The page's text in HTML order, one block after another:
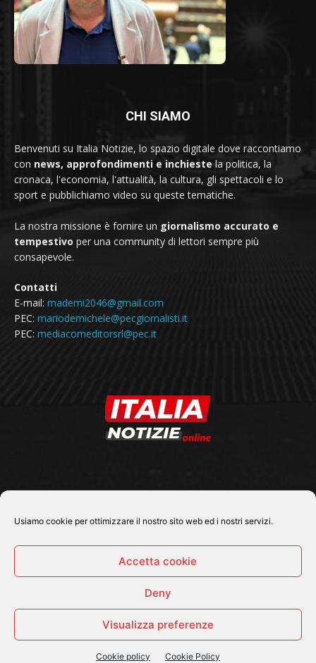
Usiamo cookie per ottimizzare il nostro sito web ed i nostri servizi.
Accetta cookie
Deny
Visualizza preferenze
Cookie policy Cookie Policy
CHI SIAMO
Benvenuti su Italia Notizie, lo spazio digitale dove raccontiamo
con news, approfondimenti e inchieste la politica, la
cronaca, l'economia, l'attualità, la cultura, gli spettacoli e lo
sport e pubblichiamo video su queste tematiche.
La nostra missione è fornire un giornalismo accurato e
tempestivo per una community di lettori sempre più
consapevole.
Contatti
E-mail: mademi2046@gmail.com
PEC: mariodemichele@pecgiornalisti.it
PEC: mediacomeditorsrl@pec.it
SEGUICI SU
© 2026 Tutti i diritti riservati - Italia Notizie .online |
Cronaca Economia
Cultura e Spettacoli ItaliaNotizie Tv